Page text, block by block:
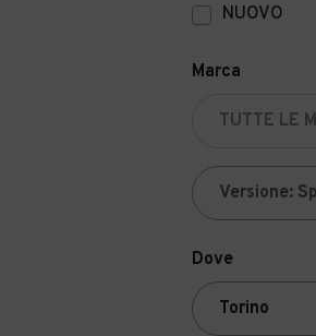
NUOVO
Marca
Dove